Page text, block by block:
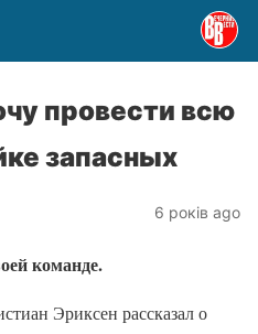
провести всю
запасных
6 років ago
команде.
Эриксен рассказал о